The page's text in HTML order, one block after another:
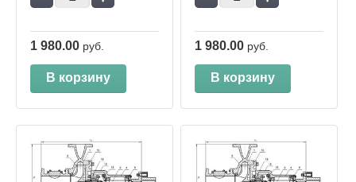
1 980.00 руб.
В корзину
1 980.00 руб.
В корзину